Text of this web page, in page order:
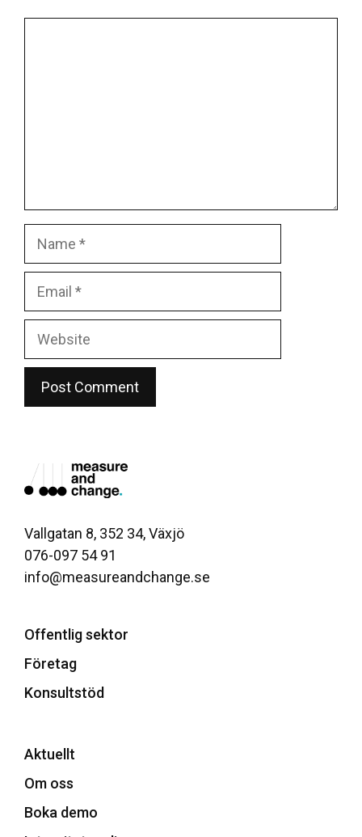
Website
Vallgatan 8, 352 34, Växjö
076-097 54 91
info@measureandchange.se
Offentlig sektor
Företag
Konsultstöd
Aktuellt
Om oss
Boka demo